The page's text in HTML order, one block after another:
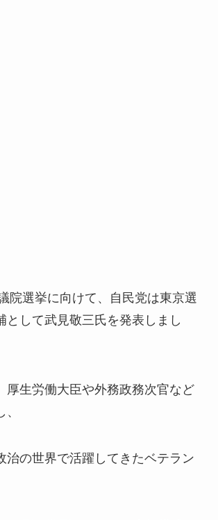
院選挙に向けて、自民党は東京選
として武見敬三氏を発表しまし
厚生労働大臣や外務政務次官など
治の世界で活躍してきたベテラン